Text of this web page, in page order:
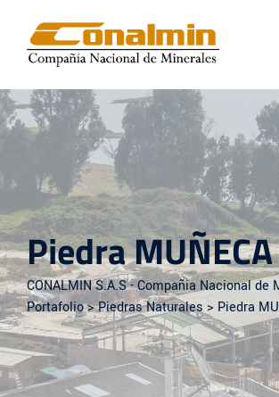
Piedra MUÑECA
CONALMIN S.A.S - Compañia Nacional de
Portafolio>Piedras Naturales>Piedra